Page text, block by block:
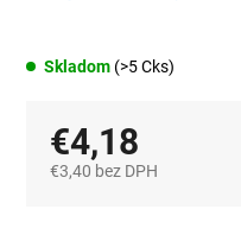
Skladom (>5 Cks)
€4,18
€3,40 bez DPH